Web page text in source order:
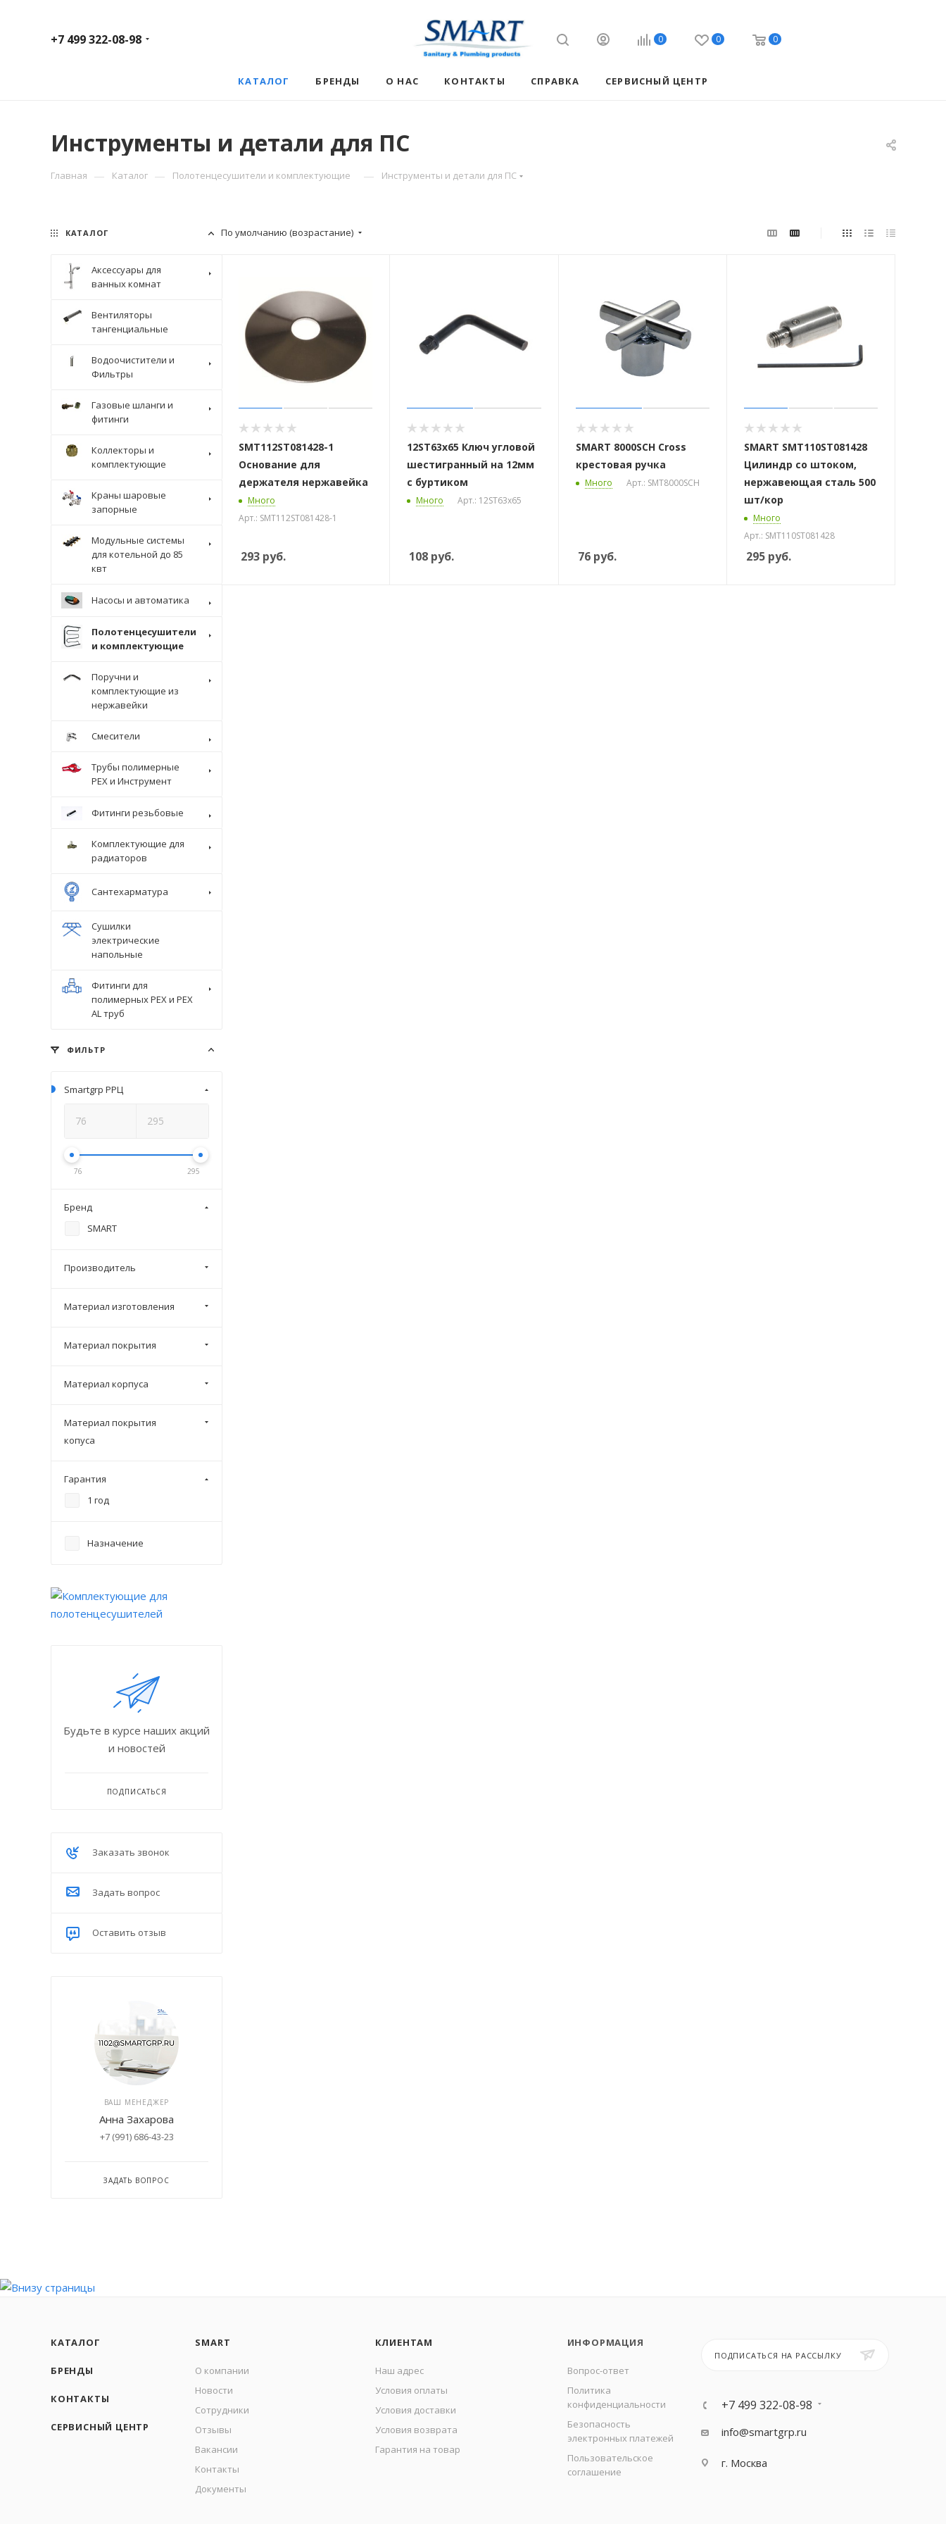
+7 499 322-08-98 0 0 0
КАТАЛОГ БРЕНДЫ О НАС КОНТАКТЫ СПРАВКА СЕРВИСНЫЙ ЦЕНТР
Инструменты и детали для ПС
Главная — Каталог — Полотенцесушители и комплектующие — Инструменты и детали для ПС
По умолчанию (возрастание)
SMT112ST081428-1
Основание для
держателя нержавейка
Много
Арт.: SMT112ST081428-1
293 руб.
12ST63х65 Ключ угловой
шестигранный на 12мм
с буртиком
Много Арт.: 12ST63х65
108 руб.
SMART 8000SCH Cross
крестовая ручка
Много Арт.: SMT8000SCH
76руб.
SMART SMT110ST081428
Цилиндр со штоком,
нержавеющая сталь 500
шт/кор
Много
Арт.: SMT110ST081428
295руб.
КАТАЛОГ
Аксессуары для
ванных комнат
Вентиляторы
тангенциальные
Водоочистители и
Фильтры
Газовые шланги и
фитинги
Коллекторы и
комплектующие
Краны шаровые
запорные
Модульные системы
для котельной до 85
квт
Насосы и автоматика
Полотенцесушители
и комплектующие
Поручни и
комплектующие из
нержавейки
Смесители
Трубы полимерные
PEX и Инструмент
Фитинги резьбовые
Комплектующие для
радиаторов
Сантехарматура
Сушилки
электрические
напольные
Фитинги для
полимерных PEX и PEX
AL труб
ФИЛЬТР
Smartgrp РРЦ
76 295
Бренд
SMART
Производитель
Материал изготовления
Материал покрытия
Материал корпуса
Материал покрытия
копуса
Гарантия
1 год
Назначение
Будьте в курсе наших акций
и новостей
ПОДПИСАТЬСЯ
Заказать звонок
Задать вопрос
Оставить отзыв
ВАШ МЕНЕДЖЕР
Анна Захарова
+7 (991) 686-43-23
ЗАДАТЬ ВОПРОС
КАТАЛОГ
БРЕНДЫ
КОНТАКТЫ
СЕРВИСНЫЙ ЦЕНТР
SMART
О компании
Новости
Сотрудники
Отзывы
Вакансии
Контакты
Документы
КЛИЕНТАМ
Наш адрес
Условия оплаты
Условия доставки
Условия возврата
Гарантия на товар
ИНФОРМАЦИЯ
Вопрос-ответ
Политика
конфиденциальности
Безопасность
электронных платежей
Пользовательское
соглашение
ПОДПИСАТЬСЯ НА РАССЫЛКУ
+7 499 322-08-98
info@smartgrp.ru
г. Москва